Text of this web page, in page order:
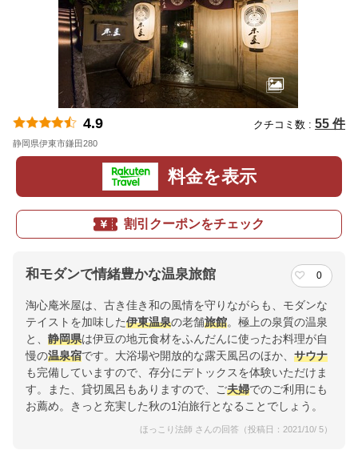
4.9 クチコミ数 : 55 件
静岡県伊東市鎌田280
料金を表示
割引クーポンをチェック
和モダンで情緒豊かな温泉旅館 0
淘心庵米屋は、古き佳き和の風情を守りながらも、モダンな
テイストを加味した伊東温泉の老舗旅館。極上の泉質の温泉
と、 静岡県は伊豆の地元食材をふんだんに使ったお料理が自
慢の温泉宿です。大浴場や開放的な露天風呂のほか、 サウナ
も完備していますので、存分にデトックスを体験いただけま
す。また、貸切風呂もありますので、ご夫婦でのご利用にも
お薦め。きっと充実した秋の1泊旅行となることでしょう。
ほっこり法師 さんの回答（投稿日：2021/10/ 5）